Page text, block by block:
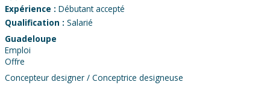
Expérience : Débutant accepté
Qualification : Salarié
Guadeloupe
Emploi
Offre
Concepteur designer / Conceptrice designeuse